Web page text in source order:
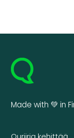
Made with 💚 in